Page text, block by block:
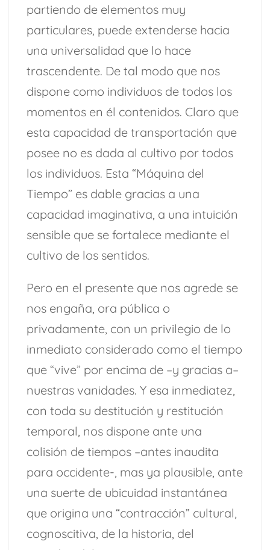
partiendo de elementos muy
particulares, puede extenderse hacia
una universalidad que lo hace
trascendente. De tal modo que nos
dispone como individuos de todos los
momentos en él contenidos. Claro que
esta capacidad de transportación que
posee no es dada al cultivo por todos
los individuos. Esta “Máquina del
Tiempo” es dable gracias a una
capacidad imaginativa, a una intuición
sensible que se fortalece mediante el
cultivo de los sentidos.
Pero en el presente que nos agrede se
nos engaña, ora pública o
privadamente, con un privilegio de lo
inmediato considerado como el tiempo
que “vive” por encima de –y gracias a–
nuestras vanidades. Y esa inmediatez,
con toda su destitución y restitución
temporal, nos dispone ante una
colisión de tiempos –antes inaudita
para occidente-, mas ya plausible, ante
una suerte de ubicuidad instantánea
que origina una “contracción” cultural,
cognoscitiva, de la historia, del